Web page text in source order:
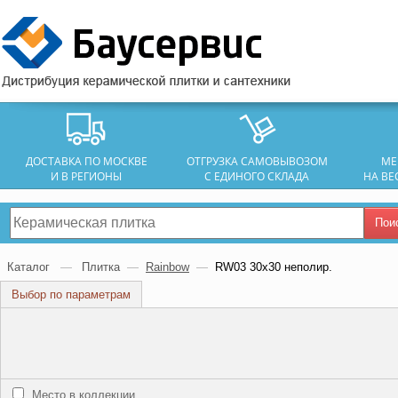
ДОСТАВКА ПО МОСКВЕ
И В РЕГИОНЫ
ОТГРУЗКА САМОВЫВОЗОМ
С ЕДИНОГО СКЛАДА
НА
Каталог — Плитка — Rainbow — RW03 30х30 неполир.
Выбор по параметрам
Место в коллекции